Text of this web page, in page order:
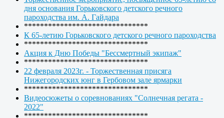
дня основания Горьковского детского речного
пароходства им. А. Гайдара
*******************************
К 65-летию Горьковского детского речного пароходства
*******************************
Акция к Дню Победы "Бессмертный экипаж"
*******************************
22 февраля 2023г. - Торжественная присяга
Нижегородских юнг в Гербовом зале ярмарки
*******************************
Видеосюжеты о соревнованиях "Солнечная регата -
2022"
*******************************